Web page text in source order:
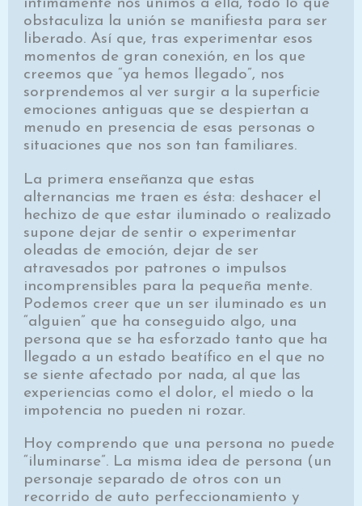
íntimamente nos unimos a ella, todo lo que
obstaculiza la unión se manifiesta para ser
liberado. Así que, tras experimentar esos
momentos de gran conexión, en los que
creemos que “ya hemos llegado”, nos
sorprendemos al ver surgir a la superficie
emociones antiguas que se despiertan a
menudo en presencia de esas personas o
situaciones que nos son tan familiares.
La primera enseñanza que estas
alternancias me traen es ésta: deshacer el
hechizo de que estar iluminado o realizado
supone dejar de sentir o experimentar
oleadas de emoción, dejar de ser
atravesados por patrones o impulsos
incomprensibles para la pequeña mente.
Podemos creer que un ser iluminado es un
“alguien” que ha conseguido algo, una
persona que se ha esforzado tanto que ha
llegado a un estado beatífico en el que no
se siente afectado por nada, al que las
experiencias como el dolor, el miedo o la
impotencia no pueden ni rozar.
Hoy comprendo que una persona no puede
“iluminarse”. La misma idea de persona (un
personaje separado de otros con un
recorrido de auto perfeccionamiento y